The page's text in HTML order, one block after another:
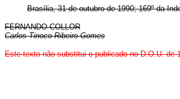
Brasília, 31 de outubro de 1990; 169º da
FERNANDO COLLOR
Carlos Tinoco Ribeiro Gomes
Este texto não substitui o publicado no D.O.U. de